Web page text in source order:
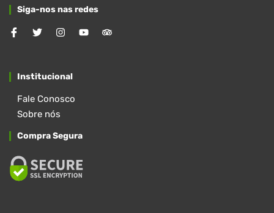
Siga-nos nas redes
Institucional
Fale Conosco
Sobre nós
Compra Segura